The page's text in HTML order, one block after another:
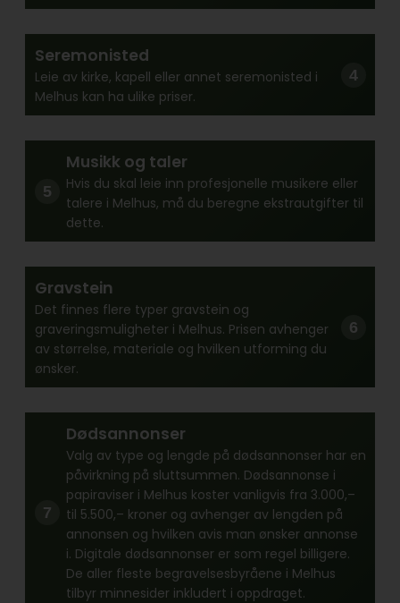
Seremonisted
Leie av kirke, kapell eller annet seremonisted i
Melhus kan ha ulike priser.
Musikk og taler
Hvis du skal leie inn profesjonelle musikere eller
talere i Melhus, må du beregne ekstrautgifter til
dette.
Gravstein
Det finnes flere typer gravstein og
graveringsmuligheter i Melhus. Prisen avhenger
av størrelse, materiale og hvilken utforming du
ønsker.
Dødsannonser
Valg av type og lengde på dødsannonser har en
påvirkning på sluttsummen. Dødsannonse i
papiraviser i Melhus koster vanligvis fra 3.000,–
til 5.500,– kroner og avhenger av lengden på
annonsen og hvilken avis man ønsker annonse
i. Digitale dødsannonser er som regel billigere.
De aller fleste begravelsesbyråene i Melhus
tilbyr minnesider inkludert i oppdraget.